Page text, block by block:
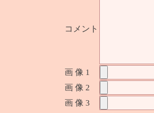
コメント
画 像 1
画 像 2
画 像 3